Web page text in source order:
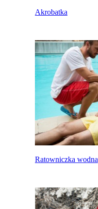
Akrobatka
Ratowniczka wodna